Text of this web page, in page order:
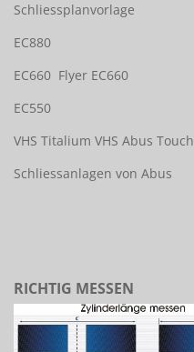
Schliessplanvorlage
EC880
EC660 Flyer EC660
EC550
VHS Titalium VHS Abus Touch
Schliessanlagen von Abus
RICHTIG MESSEN